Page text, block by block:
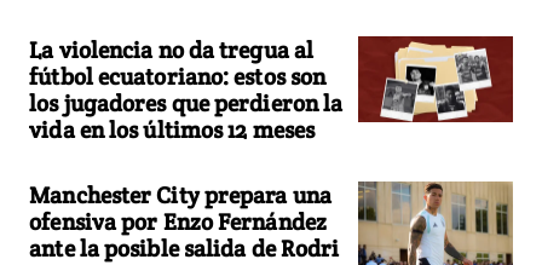
La violencia no da tregua al
fútbol ecuatoriano: estos son
los jugadores que perdieron la
vida en los últimos 12 meses
Manchester City prepara una
ofensiva por Enzo Fernández
ante la posible salida de Rodri